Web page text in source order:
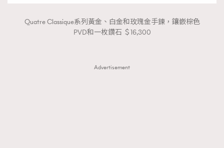
Quatre Classique系列黃金、白金和玫瑰金手鍊，鑲嵌棕色
PVD和一枚鑽石 ＄16,300
Advertisement